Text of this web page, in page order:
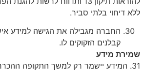
ללא דיחוי בלתי סביר.
החברה מגבילה את הגישה למידע
קבלנים הזקוקים לו.
שמירת מידע
31. המידע יישמר רק למשך התקופה